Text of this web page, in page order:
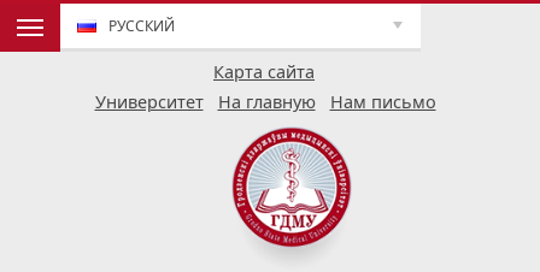
Карта сайта
РУССКИЙ
Университет На главную Нам письмо